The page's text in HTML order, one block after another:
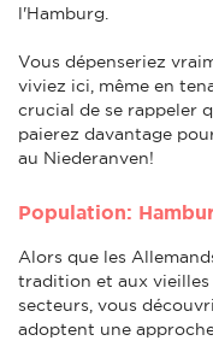
l'Hamburg.
Vous dépenseriez
viviez ici, même en
crucial de se rappeler
paierez davantage
au Niederanven!
Population:
Alors que les
tradition et aux vieilles
secteurs, vous
adoptent une